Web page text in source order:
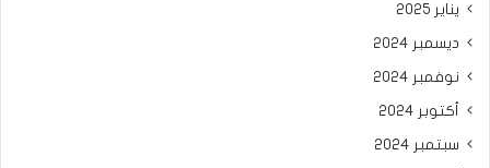
يناير 2025
ديسمبر 2024
نوفمبر 2024
أكتوبر 2024
سبتمبر 2024